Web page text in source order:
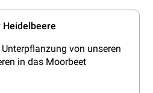
Heidelbeere
von unseren
in das Moorbeet